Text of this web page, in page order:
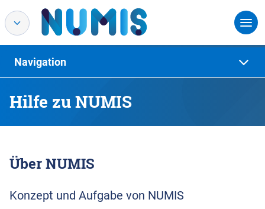
Hilfe zu NUMIS
Navigation
Über NUMIS
Konzept und Aufgabe von NUMIS